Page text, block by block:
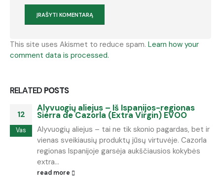
This site uses Akismet to reduce spam. Learn how your
comment data is processed.
RELATED POSTS
12
Vas
Alyvuogių aliejus – Iš Ispanijos-regionas
Sierra de Cazorla (Extra Virgin) EVOO
Alyvuogių aliejus – tai ne tik skonio pagardas, bet ir
vienas sveikiausių produktų jūsų virtuvėje. Cazorla
regionas Ispanijoje garsėja aukščiausios kokybės
extra...
read more